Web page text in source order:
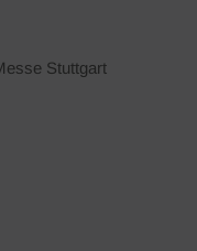
Stuttgart